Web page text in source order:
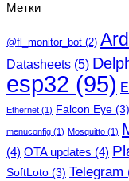
Метки
@fl_monitor_bot (2)
Datasheets (5)
esp32 (95)
Ethernet (1) Falcon Eye (3)
menuconfig (1) Mosquitto (1)
(4) OTA updates (4)
SoftLoto (3) Telegram